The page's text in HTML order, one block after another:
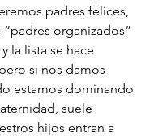
padres felices,
“padres organizados”
la lista se hace
si nos damos
estamos dominando
suele
hijos entran a